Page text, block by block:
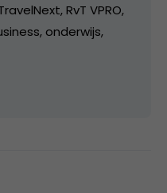
RvT VPRO,
onderwijs,